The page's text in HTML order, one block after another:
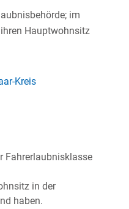
im
Hauptwohnsitz
Kreis
Fahrerlaubnisklasse
in der
haben.